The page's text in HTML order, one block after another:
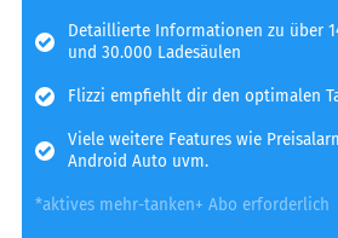
Detaillierte Informationen zu über
und 30.000 Ladesäulen
Flizzi empfiehlt dir den optimalen
Viele weitere Features wie
Android Auto uvm.
*aktives mehr-tanken+ Abo erforderlich